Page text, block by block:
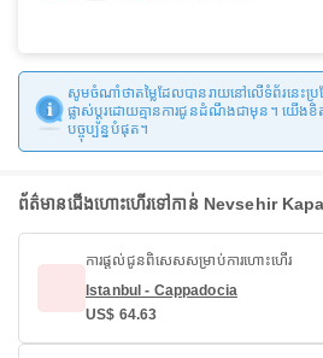
សូមចំណាំថាតម្លៃដែលបានរាយនៅលើទំព័រនេ
ផ្លាស់ប្តូរដោយគ្មានការជូនដំណឹងជាមុន។ យើង
បច្ចុប្បន្នបំផុត។
ព័ត៌មានជើងហោះហើរទៅកាន់ Nevsehir
ការផ្តល់ជូនពិសេសសម្រាប់ការហោះហើរ
Istanbul - Cappadocia
US$ 64.63